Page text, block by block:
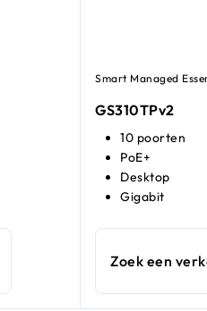
Smart Managed
GS310TPv2
10 poorten
PoE+
Desktop
Gigabit
Zoek een